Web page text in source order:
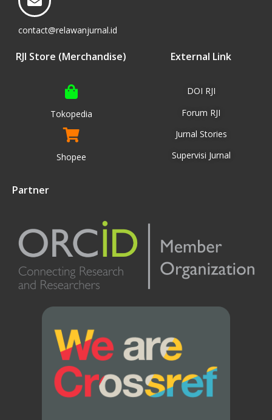
contact@relawanjurnal.id
RJI Store (Merchandise)
Tokopedia
Shopee
External Link
DOI RJI
Forum RJI
Jurnal Stories
Supervisi Jurnal
Partner